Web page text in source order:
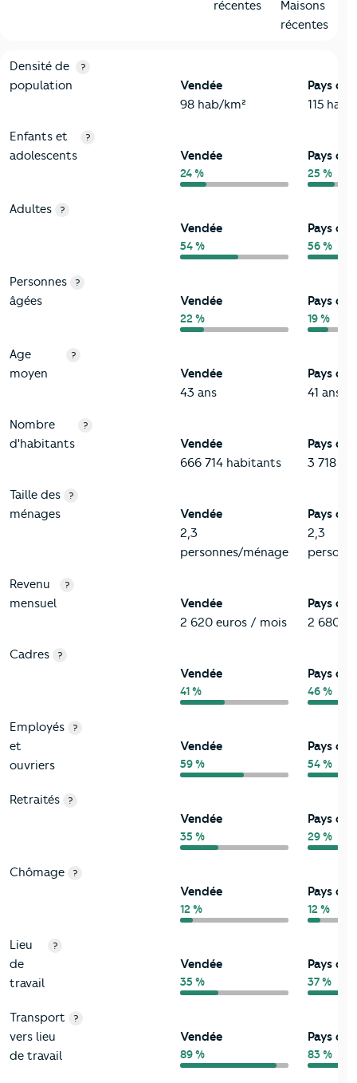
récentes
Maisons
récentes
2-Habitants
Critères Vendée
Densité de
population
?
Vendée
98 hab/km²
Pays de
115 hab/
Enfants et
adolescents
?
Vendée
24 %
Pays de
25 %
Adultes ?
Vendée
54 %
Pays de
56 %
Personnes
âgées
?
Vendée
22 %
Pays de
19 %
Age
moyen
?
Vendée
43 ans
Pays de
41 ans
Nombre
d'habitants
?
Vendée
666 714 habitants
Pays de
3 718
Taille des
ménages
?
Vendée
2,3
personnes/ménage
Pays de
2,3
Revenu
mensuel
?
Vendée
2 620 euros / mois
Pays de
2 680
Cadres ?
Vendée
41 %
Pays de
46 %
Employés
et
ouvriers
?
Vendée
59 %
Pays de
54 %
Retraités ?
Vendée
35 %
Pays de
29 %
Chômage ?
Vendée
12 %
Pays de
12 %
Lieu
de
travail
?
Vendée
35 %
Pays de
37 %
Transport
vers lieu
de travail
?
Vendée
89 %
Pays de
83 %